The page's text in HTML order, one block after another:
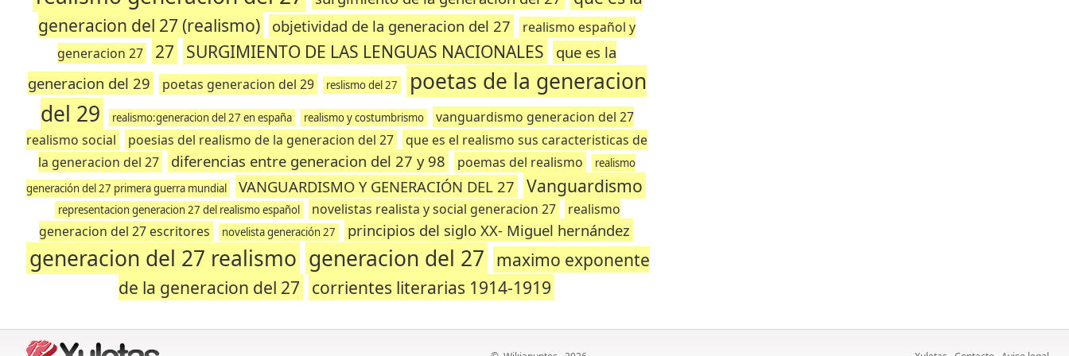
generacion del 27 (realismo)
objetividad de la generacion del 27
realismo español y
generacion 27
27 SURGIMIENTO DE LAS LENGUAS NACIONALES
que es la
generacion del 29
poetas generacion del 29 reslismo del 27
poetas de la generacion
del 29
realismo:generacion del 27 en españa realismo y costumbrismo
vanguardismo generacion del 27
realismo social
poesias del realismo de la generacion del 27
que es el realismo sus caracteristicas de
la generacion del 27
diferencias entre generacion del 27 y 98 poemas del realismo
realismo
generación del 27 primera guerra mundial
VANGUARDISMO Y GENERACIÓN DEL 27 Vanguardismo
representacion generacion 27 del realismo español novelistas realista y social generacion 27
realismo
generacion del 27 escritores
novelista generación 27 principios del siglo XX- Miguel hernández
generacion del 27 realismo generacion del 27 maximo exponente
de la generacion del 27 corrientes literarias 1914-1919